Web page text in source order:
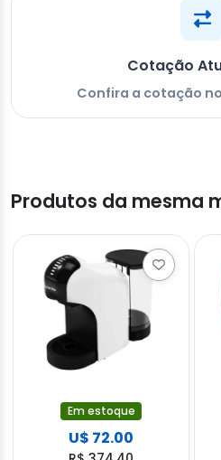
Cotação
Confira a cotação
Produtos da mesma
Em estoque
U$ 72.00